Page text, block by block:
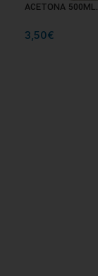
ACETONA 500ML.
3,50€